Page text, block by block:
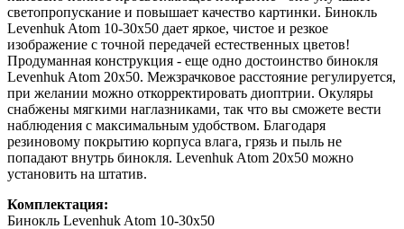
светопропускание и повышает качество картинки. Бинокль
Levenhuk Atom 10-30x50 дает яркое, чистое и резкое
изображение с точной передачей естественных цветов!
Продуманная конструкция - еще одно достоинство бинокля
Levenhuk Atom 20x50. Межзрачковое расстояние регулируется,
при желании можно откорректировать диоптрии. Окуляры
снабжены мягкими наглазниками, так что вы сможете вести
наблюдения с максимальным удобством. Благодаря
резиновому покрытию корпуса влага, грязь и пыль не
попадают внутрь бинокля. Levenhuk Atom 20x50 можно
установить на штатив.
Комплектация:
Бинокль Levenhuk Atom 10-30x50